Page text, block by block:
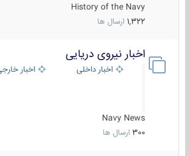
History of the Navy
1,322 ارسال ها
اخبار نیروی دریایی
اخبار داخلی اخبار خارجی
Navy News
300 ارسال ها